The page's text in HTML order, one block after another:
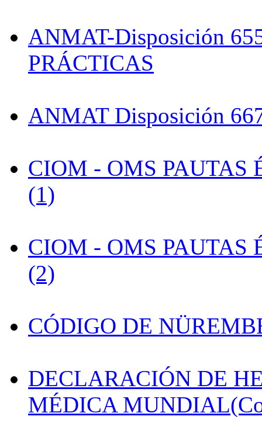
ANMAT-Disposición
PRÁCTICAS
ANMAT Disposición
CIOM - OMS PAUTAS
(1)
CIOM - OMS PAUTAS
(2)
CÓDIGO DE
DECLARACIÓN DE
MÉDICA